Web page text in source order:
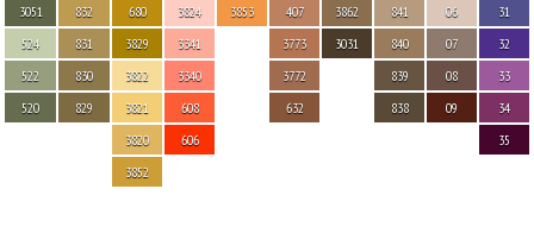
3051
524
522
520
832
831
830
829
680
3829
3822
3821
3820
3852
3824
3341
3340
608
606
3853
407
3773
3772
632
3862
3031
841
840
839
838
06
07
08
09
31
32
33
34
35